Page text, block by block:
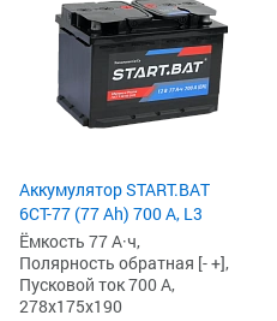
Аккумулятор START.BAT
6СТ-77 (77 Ah) 700 А, L3
Ёмкость 77 А·ч,
Полярность обратная [- +],
Пусковой ток 700 А,
278x175x190